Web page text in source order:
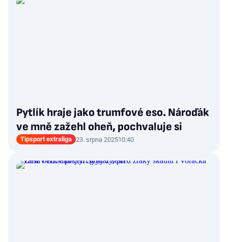
Pytlík hraje jako trumfové eso. Nároďák
ve mně zažehl oheň, pochvaluje si
Tipsport extraliga 23. srpna 202510:40